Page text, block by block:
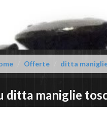
Offerte ditta
ditta maniglie